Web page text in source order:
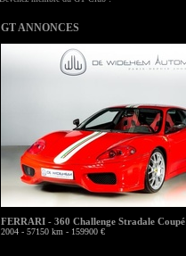
GT ANNONCES
FERRARI - 360 Challenge Stradale Coupé
2004 - 57150 km - 159900 €